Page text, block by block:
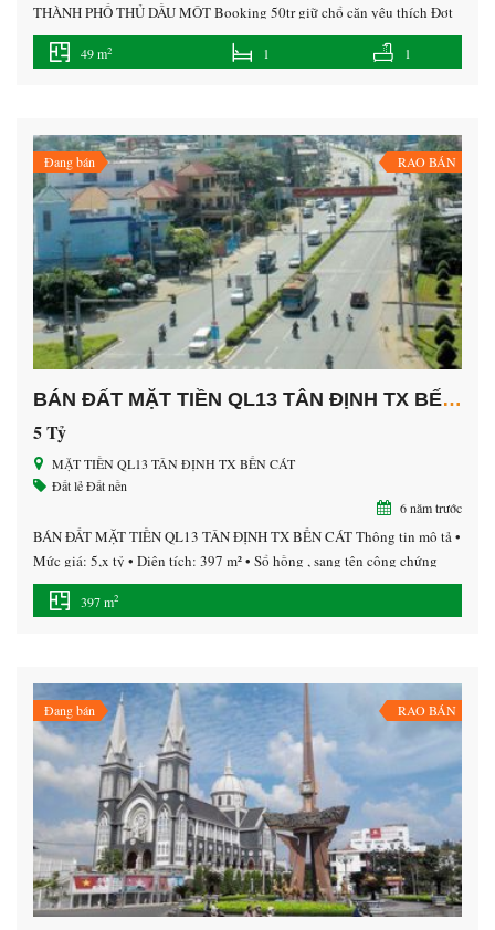
THÀNH PHỐ THỦ DẦU MỘT Booking 50tr giữ chổ căn yêu thích Đợt
1: sau 7 ngày chỉ thanh toán 10% Đợt 2: sau 45 ngày thanh toán 5%
Đợt 3: sau 30 ngày thanh toán 5% Và sau đó mỗi tháng chỉ […]
49 m2 1 1
Đang bán RAO BÁN
BÁN ĐẤT MẶT TIỀN QL13 TÂN ĐỊNH TX BẾN CÁT
5 Tỷ
MẶT TIỀN QL13 TÂN ĐỊNH TX BẾN CÁT
Đất lẻĐất nền
6 năm trước
BÁN ĐẤT MẶT TIỀN QL13 TÂN ĐỊNH TX BẾN CÁT Thông tin mô tả •
Mức giá: 5,x tỷ • Diện tích: 397 m² • Sổ hồng , sang tên công chứng
cho khách hàng ngay sau khi mua. – Khu vực an ninh, dân trí cao, giao
thông thuận tiện dễ dàng di chuyển […]
397 m2
Đang bán RAO BÁN